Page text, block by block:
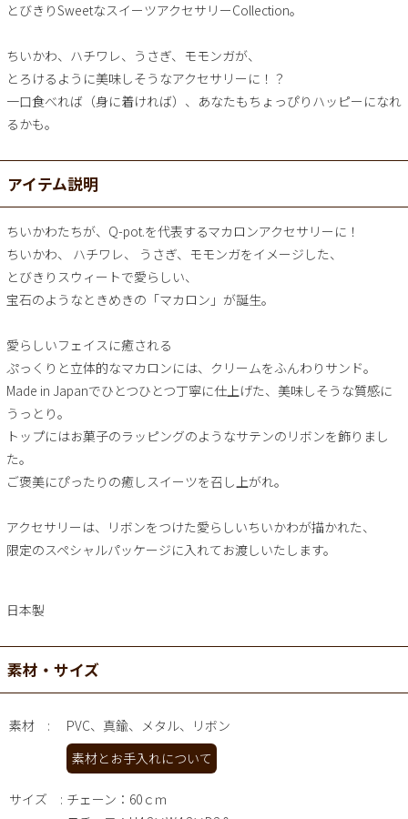
とびきりSweetなスイーツアクセサリーCollection。
ちいかわ、ハチワレ、うさぎ、モモンガが、
とろけるように美味しそうなアクセサリーに！？
一口食べれば（身に着ければ）、あなたもちょっぴりハッピーになれ
るかも。
アイテム説明
ちいかわたちが、Q-pot.を代表するマカロンアクセサリーに！
ちいかわ、 ハチワレ、 うさぎ、モモンガをイメージした、
とびきりスウィートで愛らしい、
宝石のようなときめきの「マカロン」が誕生。
愛らしいフェイスに癒される
ぷっくりと立体的なマカロンには、クリームをふんわりサンド。
Made in Japanでひとつひとつ丁寧に仕上げた、美味しそうな質感に
うっとり。
トップにはお菓子のラッピングのようなサテンのリボンを飾りまし
た。
ご褒美にぴったりの癒しスイーツを召し上がれ。
アクセサリーは、リボンをつけた愛らしいちいかわが描かれた、
限定のスペシャルパッケージに入れてお渡しいたします。
日本製
素材・サイズ
素材
PVC、真鍮、メタル、リボン
素材とお手入れについて
サイズ
チェーン：60ｃｍ